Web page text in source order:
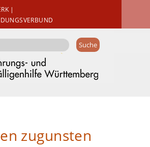
|
zugunsten